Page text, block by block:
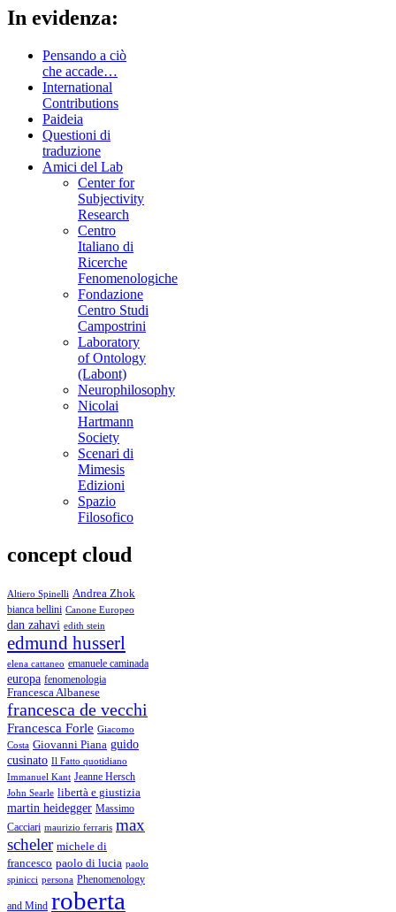
In evidenza:
Pensando a ciò
che accade…
International
Contributions
Paideia
Questioni di
traduzione
Amici del Lab
Center for
Subjectivity
Research
Centro
Italiano di
Ricerche
Fenomenologiche
Fondazione
Centro Studi
Campostrini
Laboratory
of Ontology
(Labont)
Neurophilosophy
Nicolai
Hartmann
Society
Scenari di
Mimesis
Edizioni
Spazio
Filosofico
concept cloud
Altiero Spinelli Andrea Zhok
bianca bellini Canone Europeo
dan zahavi edith stein
edmund husserl
elena cattaneo emanuele caminada
europa fenomenologia
Francesca Albanese
francesca de vecchi
Francesca Forle Giacomo
Costa Giovanni Piana guido
cusinato Il Fatto quotidiano
Immanuel Kant Jeanne Hersch
John Searle libertà e giustizia
martin heidegger Massimo
Cacciari maurizio ferraris max
scheler michele di
francesco paolo di lucia paolo
spinicci persona Phenomenology
and Mind roberta